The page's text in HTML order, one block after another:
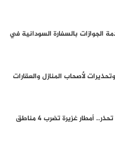
الجوازات بالسفارة السودانية في
وتحذيرات لأصحاب المنازل والعقارات
الأرصاد السودانية تحذر.. أمطار غزيرة تضرب 4 مناطق